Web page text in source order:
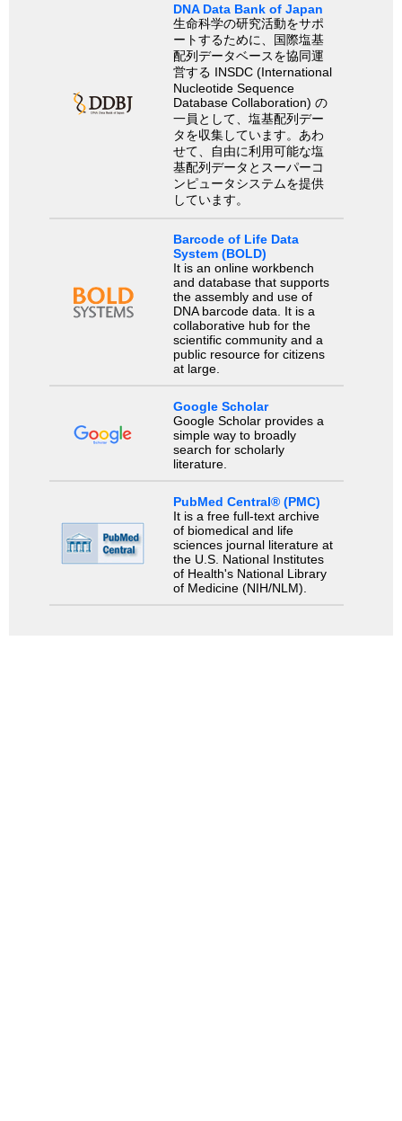
DNA Data Bank of Japan
生命科学の研究活動をサポ
ートするために、国際塩基
配列データベースを協同運
営する INSDC (International
Nucleotide Sequence
Database Collaboration) の
一員として、塩基配列デー
タを収集しています。あわ
せて、自由に利用可能な塩
基配列データとスーパーコ
ンピュータシステムを提供
しています。
Barcode of Life Data
System (BOLD)
It is an online workbench
and database that supports
the assembly and use of
DNA barcode data. It is a
collaborative hub for the
scientific community and a
public resource for citizens
at large.
Google Scholar
Google Scholar provides a
simple way to broadly
search for scholarly
literature.
PubMed Central® (PMC)
It is a free full-text archive
of biomedical and life
sciences journal literature at
the U.S. National Institutes
of Health's National Library
of Medicine (NIH/NLM).